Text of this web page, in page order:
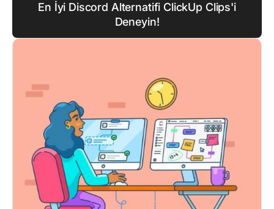
En İyi Discord Alternatifi ClickUp Clips'i
Deneyin!